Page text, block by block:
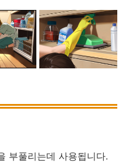
부풀리는데 사용됩니다.